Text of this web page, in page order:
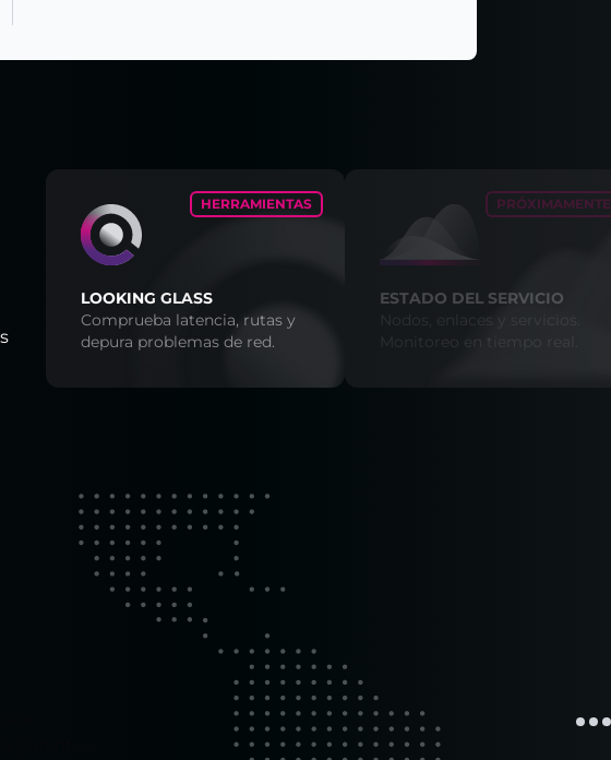
HERRAMIENTAS
LOOKING GLASS
Comprueba latencia, rutas y
depura problemas de red.
PRÓXIMAMENTE
ESTADO DEL SERVICIO
Nodos, enlaces y servicios.
Monitoreo en tiempo real.